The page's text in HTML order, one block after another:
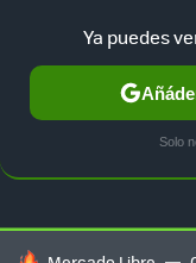
Ya puedes
Solo